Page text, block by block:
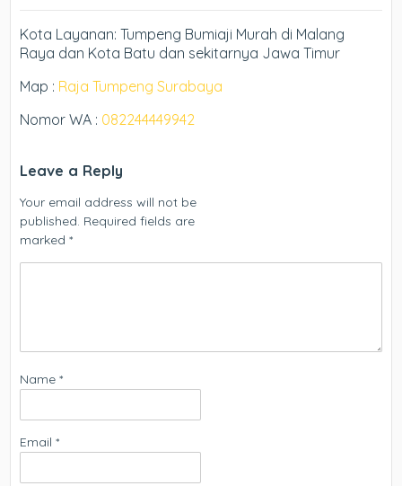
Kota Layanan: Tumpeng Bumiaji Murah di Malang
Raya dan Kota Batu dan sekitarnya Jawa Timur
Map : Raja Tumpeng Surabaya
Nomor WA : 082244449942
Leave a Reply
Your email address will not be
published. Required fields are
marked*
Name*
Email*